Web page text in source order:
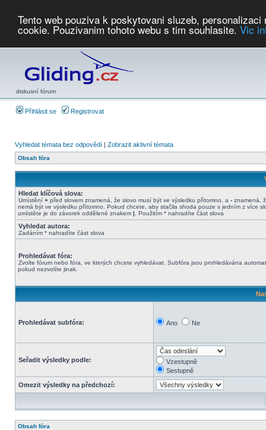
Tento web pouziva k poskytovani sluzeb,
cookie. Pouzivanim tohoto webu s tim souhlasite. Vic
diskusní fórum
Přihlásit se Registrovat
Vyhledat témata bez odpovědí | Zobrazit aktivní témata
Obsah fóra
Hledat klíčová slova:
Umístění + před slovem znamená, že slovo musí být ve výsledku přítomno, a - znamená,
nemá být ve výsledku přítomno. Pokud chcete, aby stačila shoda pouze s jedním z více
umístěte je do závorek oddělené znakem | . Použitím * nahradíte část slova
Vyhledat autora:
Zadáním * nahradíte část slova
Prohledávat fóra:
Zvolte fórum nebo fóra, ve kterých chcete vyhledávat. Subfóra jsou prohledávána
pokud nezvolíte jinak.
Prohledávat subfóra: Ano Ne
Seřadit výsledky podle:
Vzestupně
Sestupně
Omezit výsledky na předchozí:
Obsah fóra